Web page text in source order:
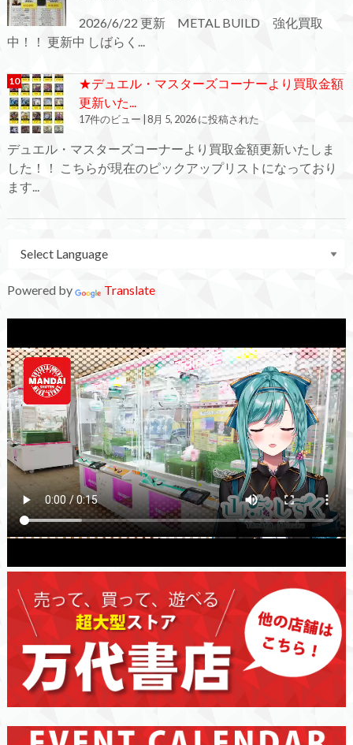
2026/6/22 更新 METAL BUILD 強化買取
中！！ 更新中 しばらく...
★デュエル・マスターズコーナーより買取金額
更新いた...
17件のビュー |8月 5, 2026 に投稿された
デュエル・マスターズコーナーより買取金額更新いたしま
した！！ こちらが現在のピックアップリストになっており
ます...
Powered by Translate